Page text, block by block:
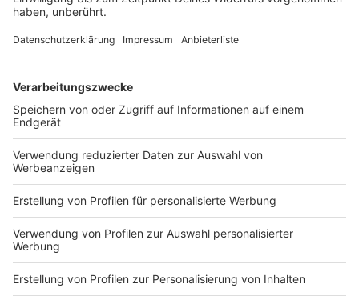
Gleichzeitig zeige sich aber immer wieder, dass viele
zurückschrecken.
„Ein ausgewogener Anteil von Frauen in politischen
Gremien stärkt unsere Demokratie“ -
Gleichstellungsbeauftragte im Kreis Viersen.
Anzeige
Stadt Krefeld nennt strukturelle Hürden
Anzeige
Auch die Stadt Krefeld verweist auf strukturelle